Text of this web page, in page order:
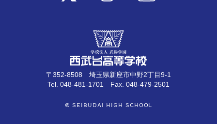
〒352-8508 埼玉県新座市中野2丁目9-1
Tel. 048-481-1701 Fax. 048-479-2501
© SEIBUDAI HIGH SCHOOL